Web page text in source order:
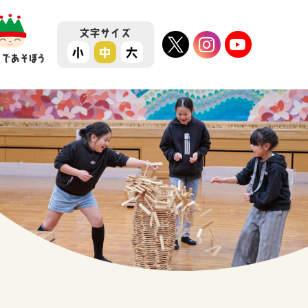
あそぼう
文字サイズ
小 中 大